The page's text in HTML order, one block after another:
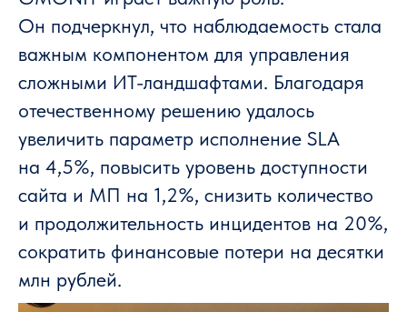
Он подчеркнул, что наблюдаемость стала
важным компонентом для управления
сложными ИТ-ландшафтами. Благодаря
отечественному решению удалось
увеличить параметр исполнение SLA
на 4,5%, повысить уровень доступности
сайта и МП на 1,2%, снизить количество
и продолжительность инцидентов на 20%,
сократить финансовые потери на десятки
млн рублей.